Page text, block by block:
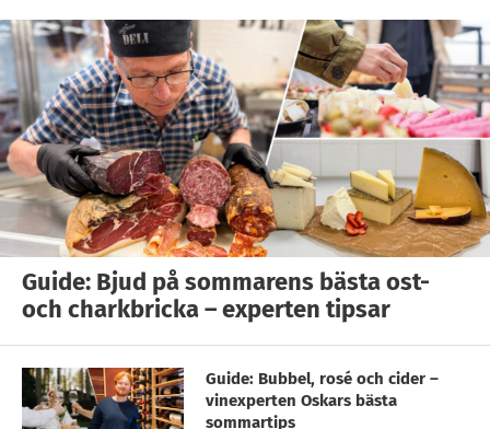
Guide: Bjud på sommarens bästa ost-
och charkbricka – experten tipsar
Guide: Bubbel, rosé och cider –
vinexperten Oskars bästa
sommartips